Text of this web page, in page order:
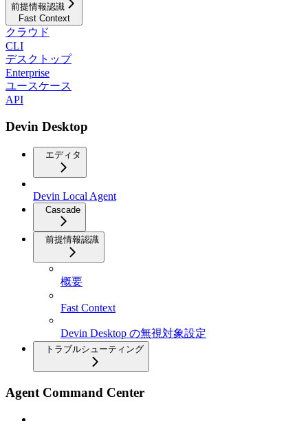
前提情報認識
Fast Context
クラウド
CLI
デスクトップ
Enterprise
ユースケース
API
Devin Desktop
エディタ
Devin Local Agent
Cascade
前提情報認識
概要
Fast Context
Devin Desktop の無視対象設定
トラブルシューティング
Agent Command Center